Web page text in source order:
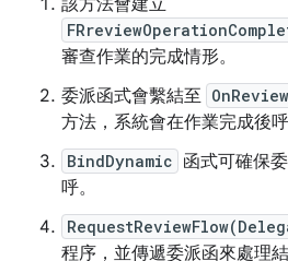
該方法會建立
審查作業的完成情形。
委派函式會繫結至
方法，系統會在作業完成後呼
BindDynamic 函式可確保
呼。
程序，並傳遞委派函來處理結